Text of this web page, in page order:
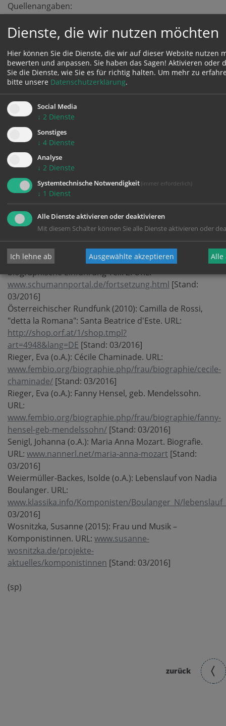
Quellenangaben:
3sat (2015): Kulturzeit: Dirigentinnen - wo bleibt ihr?
URL:www.3sat.de/mediathek/?
mode=play&obj=52323
Alma Theaterproduktion GmbH (o.A.): Alma und die
Musik. URL:www.alma-
mahler.at/deutsch/almas_life/almaunddiemusik.html
Blankenburg, Mascha: Biografie. URL:
blankenburg.de/biografie.html
Chatzoudis, Georgios (2015): "Die Suche nach
'Komponistin' ergibt 0 Treffer". Interview mit Susanne
Wosnitzka über Frauen in der Musikgeschichte. URL:
www.lisa.gerda-henkel-
stiftung.de/
nav_id=5481[Stand: 03/2016]
Hochschule für Musik und Theater "Felix Mendelssohn
Bartholdy" Leipzig (2014): Leipzig!!! … Here I am!
Unterstützen Sie den Kauf von 57 autographen Briefen
leipzig.de/ethel-smyth[Stand: 03/2016]
Nauhaus, Julia M. (o.A.): Clara Wieck-Schumann –
biographische Einführung Teil: 2. URL:
www.schumannportal.de/fortsetzung.html [Stand:
03/2016]
Österreichischer Rundfunk (2010): Camilla de Rossi,
"detta la Romana": Santa Beatrice d'Este. URL:
http://shop.orf.at/1/shop.tmpl?
art=4948&lang=DE [Stand: 03/2016]
Rieger, Eva (o.A.): Cécile Chaminade. URL:
www.fembio.org/biographie.php/frau/biographie/cecile-
chaminade/ [Stand: 03/2016]
Rieger, Eva (o.A.): Fanny Hensel, geb. Mendelssohn.
URL:
www.fembio.org/biographie.php/frau/biographie/fanny-
hensel-geb-mendelssohn/ [Stand: 03/2016]
Senigl, Johanna (o.A.): Maria Anna Mozart. Biografie.
URL: www.nannerl.net/maria-anna-mozart [Stand:
03/2016]
Weiermüller-Backes, Isolde (o.A.): Lebenslauf von Nadia
Boulanger. URL:
www.klassika.info/Komponisten/Boulanger_N/
03/2016]
Wosnitzka, Susanne (2015): Frau und Musik –
Komponistinnen. URL: www.susanne-
wosnitzka.de/projekte-
aktuelles/komponistinnen [Stand: 03/2016]
(sp)
zurück
Dienste, die wir nutzen möchten
Hier können Sie die Dienste, die wir auf dieser Website nutzen
bewerten und anpassen. Sie haben das Sagen! Aktivieren oder
Sie die Dienste, wie Sie es für richtig halten. Um mehr zu
bitte unsere Datenschutzerklärung.
Social Media
↓ 2 Dienste
Sonstiges
↓ 4 Dienste
Analyse
↓ 2 Dienste
Systemtechnische Notwendigkeit (immer erforderlich)
↓ 1 Dienst
Alle Dienste aktivieren oder deaktivieren
Mit diesem Schalter können Sie alle Dienste aktivieren oder
Ich lehne ab Ausgewählte akzeptieren Alle